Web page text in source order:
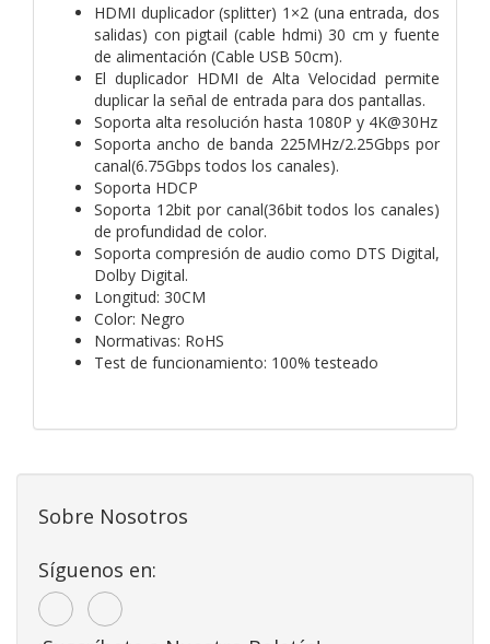
HDMI duplicador (splitter) 1×2 (una entrada, dos
salidas) con pigtail (cable hdmi) 30 cm y fuente
de alimentación (Cable USB 50cm).
El duplicador HDMI de Alta Velocidad permite
duplicar la señal de entrada para dos pantallas.
Soporta alta resolución hasta 1080P y 4K@30Hz
Soporta ancho de banda 225MHz/2.25Gbps por
canal(6.75Gbps todos los canales).
Soporta HDCP
Soporta 12bit por canal(36bit todos los canales)
de profundidad de color.
Soporta compresión de audio como DTS Digital,
Dolby Digital.
Longitud: 30CM
Color: Negro
Normativas: RoHS
Test de funcionamiento: 100% testeado
Sobre Nosotros
Síguenos en: